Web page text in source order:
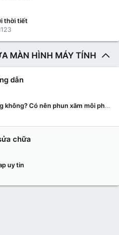
thời tiết
MÀN HÌNH MÁY TÍNH
dẫn
Phun môi pha lê có sưng không? Có nên phun xăm môi pha lê không?
chữa
uy tin